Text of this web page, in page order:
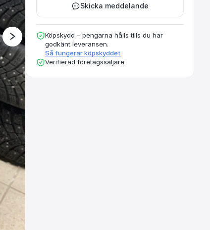
Skicka meddelande
Köpskydd – pengarna hålls tills du har
godkänt leveransen.
Så fungerar köpskyddet
Verifierad företagssäljare